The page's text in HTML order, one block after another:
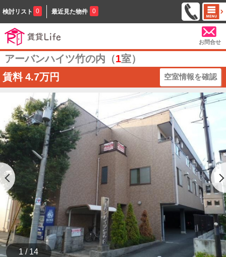
検討リスト 0 最近見た物件 0
お問合せ
アーバンハイツ竹の内（1室）
賃料 4.7万円 空室情報を確認
1 / 14